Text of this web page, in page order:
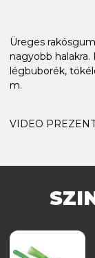
Üreges
nagyobb halakra.
légbuborék,
m.
VIDEO